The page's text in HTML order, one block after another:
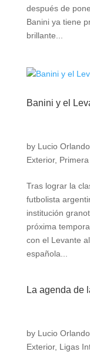
después de
Banini ya tiene
brillante...
Banini y el
by Lucio Orlando
Exterior,
Tras lograr la
futbolista
institución
próxima
con el Levante
española...
La agenda de
by Lucio Orlando
Exterior, Ligas